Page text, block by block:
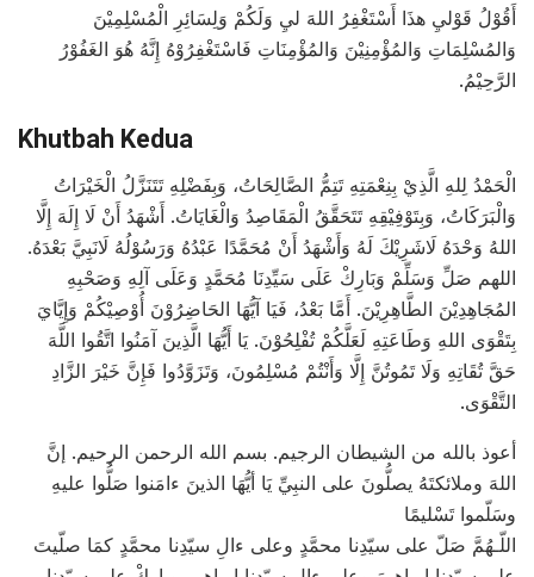
أَقُوْلُ قَوْليِ هذَا أَسْتَغْفِرُ اللهَ ليِ وَلَكُمْ وَلِسَائِرِ الْمُسْلِمِيْنَ
وَالمُسْلِمَاتِ وَالمُؤْمِنِيْنَ وَالمُؤْمِنَاتِ فَاسْتَغْفِرُوْهُ إِنَّهُ هُوَ الغَفُوْرُ
الرَّحِيْمُ.
Khutbah Kedua
الْحَمْدُ لِلهِ الَّذِيْ بِنِعْمَتِهِ تَتِمُّ الصَّالِحَاتُ، وَبِفَضْلِهِ تَتَنَزَّلُ الْخَيْرَاتُ
وَالْبَرَكَاتُ، وَبِتَوْفِيْقِهِ تَتَحَقَّقُ الْمَقَاصِدُ وَالْغَايَاتُ. أَشْهَدُ أَنْ لَا إِلَهَ إِلَّا
اللهُ وَحْدَهُ لَاشَرِيْكَ لَهُ وَأَشْهَدُ أَنْ مُحَمَّدًا عَبْدُهُ وَرَسُوْلُهُ لَانَبِيَّ بَعْدَهُ.
اللهم صَلِّ وَسَلِّمْ وَبَارِكْ عَلَى سَيِّدِنَا مُحَمَّدٍ وَعَلَى آلِهِ وَصَحْبِهِ
المُجَاهِدِيْنَ الطَّاهِرِيْنَ. أَمَّا بَعْدُ، فَيَا آيُّهَا الحَاضِرُوْنَ أُوْصِيْكُمْ وَإِيَّايَ
بِتَقْوَى اللهِ وَطَاعَتِهِ لَعَلَّكُمْ تُفْلِحُوْنَ. يَا أَيُّهَا الَّذِينَ آمَنُوا اتَّقُوا اللَّهَ
حَقَّ تُقَاتِهِ وَلَا تَمُوتُنَّ إِلَّا وَأَنْتُمْ مُسْلِمُونَ، وَتَزَوَّدُوا فَإِنَّ خَيْرَ الزَّادِ
التَّقْوَى.
أعوذ بالله من الشيطان الرجيم. بسم الله الرحمن الرحيم. إنَّ
اللهَ وملائكتَهُ يصلُّونَ على النبِيِّ يَا أيُّهَا الذينَ ءامَنوا صَلُّوا عليهِ
وسَلّموا تَسْليمًا
اللّـهُمَّ صَلّ على سيّدِنا محمَّدٍ وعلى ءالِ سيّدِنا محمَّدٍ كمَا صلّيتَ